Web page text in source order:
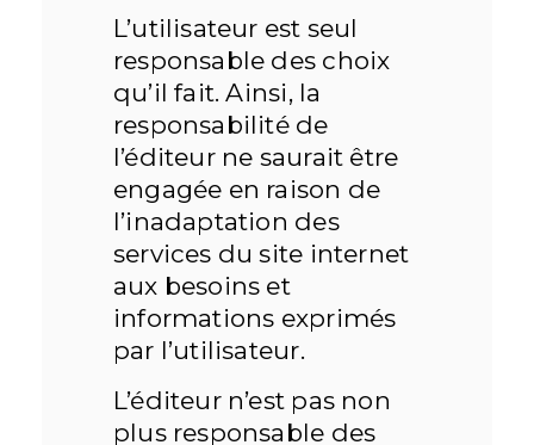
L’utilisateur est seul
responsable des choix
qu’il fait. Ainsi, la
responsabilité de
l’éditeur ne saurait être
engagée en raison de
l’inadaptation des
services du site internet
aux besoins et
informations exprimés
par l’utilisateur.
L’éditeur n’est pas non
plus responsable des